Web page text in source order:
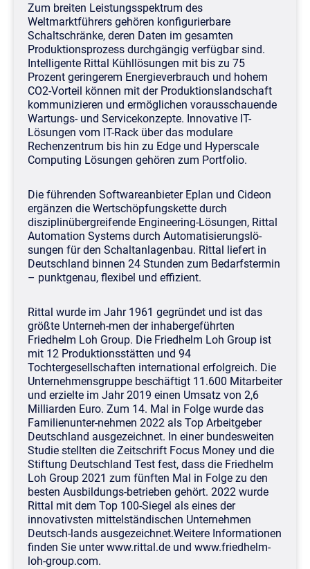
Zum breiten Leistungsspektrum des
Weltmarktführers gehören konfigurierbare
Schaltschränke, deren Daten im gesamten
Produktionsprozess durchgängig verfügbar sind.
Intelligente Rittal Kühllösungen mit bis zu 75
Prozent geringerem Energieverbrauch und hohem
CO2-Vorteil können mit der Produktionslandschaft
kommunizieren und ermöglichen vorausschauende
Wartungs- und Servicekonzepte. Innovative IT-
Lösungen vom IT-Rack über das modulare
Rechenzentrum bis hin zu Edge und Hyperscale
Computing Lösungen gehören zum Portfolio.
Die führenden Softwareanbieter Eplan und Cideon
ergänzen die Wertschöpfungskette durch
disziplinübergreifende Engineering-Lösungen, Rittal
Automation Systems durch Automatisierungslö-
sungen für den Schaltanlagenbau. Rittal liefert in
Deutschland binnen 24 Stunden zum Bedarfstermin
– punktgenau, flexibel und effizient.
Rittal wurde im Jahr 1961 gegründet und ist das
größte Unterneh-men der inhabergeführten
Friedhelm Loh Group. Die Friedhelm Loh Group ist
mit 12 Produktionsstätten und 94
Tochtergesellschaften international erfolgreich. Die
Unternehmensgruppe beschäftigt 11.600 Mitarbeiter
und erzielte im Jahr 2019 einen Umsatz von 2,6
Milliarden Euro. Zum 14. Mal in Folge wurde das
Familienunter-nehmen 2022 als Top Arbeitgeber
Deutschland ausgezeichnet. In einer bundesweiten
Studie stellten die Zeitschrift Focus Money und die
Stiftung Deutschland Test fest, dass die Friedhelm
Loh Group 2021 zum fünften Mal in Folge zu den
besten Ausbildungs-betrieben gehört. 2022 wurde
Rittal mit dem Top 100-Siegel als eines der
innovativsten mittelständischen Unternehmen
Deutsch-lands ausgezeichnet.Weitere Informationen
finden Sie unterwww.rittal.de und www.friedhelm-
loh-group.com.